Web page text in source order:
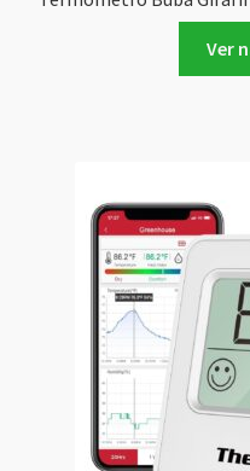
Ver